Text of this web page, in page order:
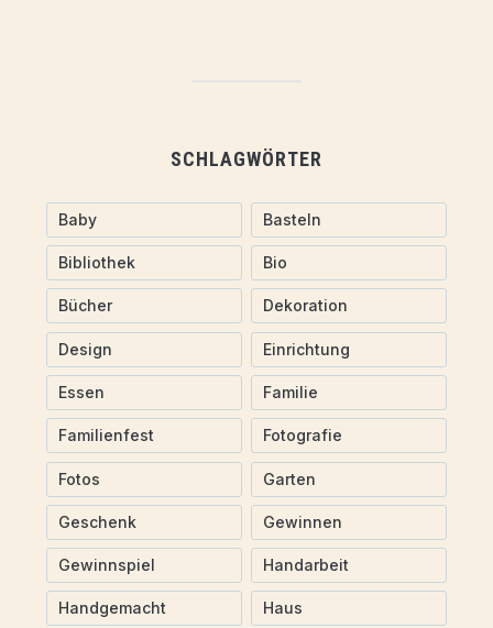
SCHLAGWÖRTER
Baby Basteln
Bibliothek Bio
Bücher Dekoration
Design Einrichtung
Essen Familie
Familienfest Fotografie
Fotos Garten
Geschenk Gewinnen
Gewinnspiel Handarbeit
Handgemacht Haus